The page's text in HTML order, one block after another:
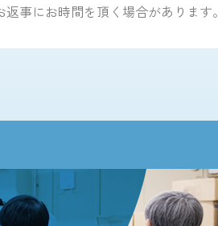
返事にお時間を頂く場合があります。